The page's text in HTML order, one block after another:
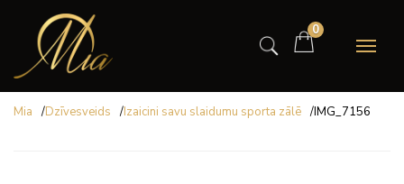
0
Mia /Dzīvesveids /Izaicini savu slaidumu sporta zālē /IMG_7156